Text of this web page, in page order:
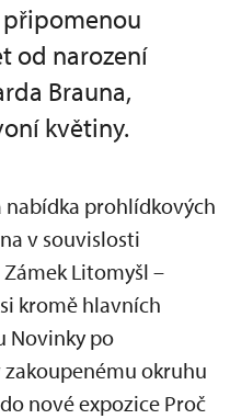
připomenou
od narození
Brauna,
květiny.
nabídka prohlídkových
v souvislosti
Litomyšl –
kromě hlavních
Novinky po
okruhu
nové expozice Proč